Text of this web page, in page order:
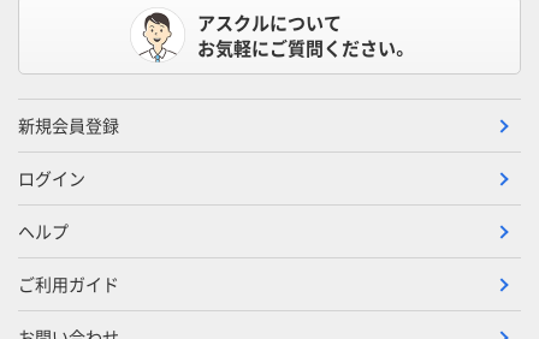
アスクルについて
お気軽にご質問ください。
新規会員登録
ログイン
ヘルプ
ご利用ガイド